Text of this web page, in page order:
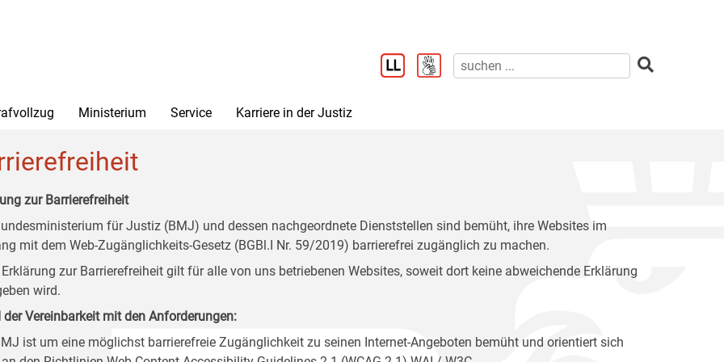
Ministerium Service Karriere in der Justiz
zur Barrierefreiheit
für Justiz (BMJ) und dessen nachgeordnete Dienststellen sind bemüht, ihre Websites im
mit dem Web-Zugänglichkeits-Gesetz (BGBl.I Nr. 59/2019) barrierefrei zugänglich zu machen.
Erklärung zur Barrierefreiheit gilt für alle von uns betriebenen Websites, soweit dort keine abweichende Erklärung
wird.
der Vereinbarkeit mit den Anforderungen:
ist um eine möglichst barrierefreie Zugänglichkeit zu seinen Internet-Angeboten bemüht und orientiert sich